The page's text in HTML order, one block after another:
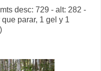
desc: 729 - alt: 282 -
parar, 1 gel y 1